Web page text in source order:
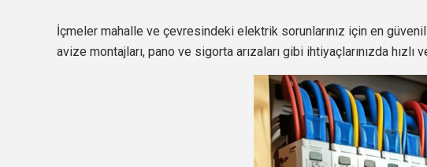
İçmeler mahalle ve çevresindeki elektrik sorunlarınız için en
avize montajları, pano ve sigorta arızaları gibi ihtiyaçlarınızda